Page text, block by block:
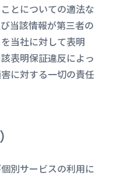
とについての適法な
当該情報が第三者の
当社に対して表明
表明保証違反によっ
に対する一切の責任
別サービスの利用に